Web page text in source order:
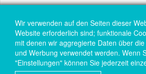
Wir verwenden auf den Seiten dieser
Website erforderlich sind; funktionale
mit denen wir aggregierte Daten über
und Werbung verwendet werden. Wenn
"Einstellungen" können Sie jederzeit